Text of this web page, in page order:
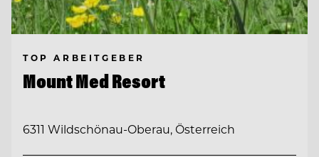
TOP ARBEITGEBER
Mount Med Resort
6311 Wildschönau-Oberau, Österreich